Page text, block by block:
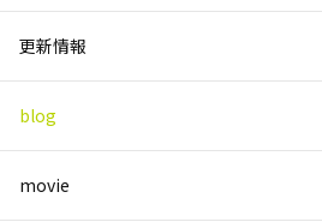
更新情報
blog
movie